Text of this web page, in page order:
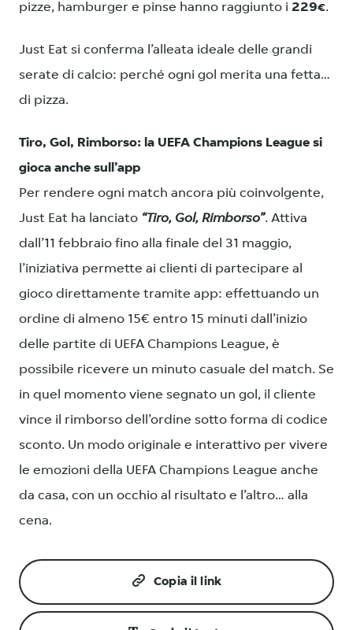
pizze, hamburger e pinse hanno raggiunto i 229€.
Just Eat si conferma l’alleata ideale delle grandi
serate di calcio: perché ogni gol merita una fetta…
di pizza.
Tiro, Gol, Rimborso: la UEFA Champions League si
gioca anche sull’app
Per rendere ogni match ancora più coinvolgente,
Just Eat ha lanciato “Tiro, Gol, Rimborso”. Attiva
dall’11 febbraio fino alla finale del 31 maggio,
l’iniziativa permette ai clienti di partecipare al
gioco direttamente tramite app: effettuando un
ordine di almeno 15€ entro 15 minuti dall’inizio
delle partite di UEFA Champions League, è
possibile ricevere un minuto casuale del match. Se
in quel momento viene segnato un gol, il cliente
vince il rimborso dell’ordine sotto forma di codice
sconto. Un modo originale e interattivo per vivere
le emozioni della UEFA Champions League anche
da casa, con un occhio al risultato e l’altro… alla
cena.
Copia il link